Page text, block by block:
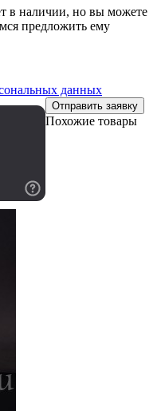
в наличии, но вы можете
предложить ему
данных
Отправить заявку
Похожие товары